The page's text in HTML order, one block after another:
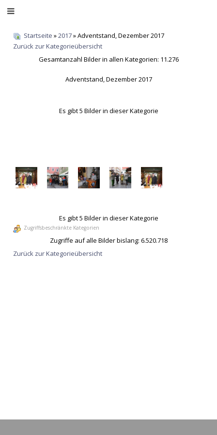
Startseite »2017» Adventstand, Dezember 2017
Zurück zur Kategorieübersicht
Gesamtanzahl Bilder in allen Kategorien: 11.276
Adventstand, Dezember 2017
Es gibt 5 Bilder in dieser Kategorie
Es gibt 5 Bilder in dieser Kategorie
Zugriffsbeschränkte Kategorien
Zugriffe auf alle Bilder bislang: 6.520.718
Zurück zur Kategorieübersicht